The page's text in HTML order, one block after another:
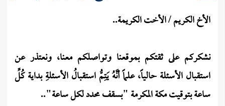
الأخ الكريم / الأخت الكريمة..
نشكركم على ثقتكم بموقعنا وتواصلكم معنا، ونعتذر عن
استقبال الأسئلة حالياً، علماً أنَّهُ يَتِمُّ استقبالُ الأسئلةِ بداية كُلِّ
ساعة بتوقيت مكة المكرمة "بسقف محدد لكل ساعة"..